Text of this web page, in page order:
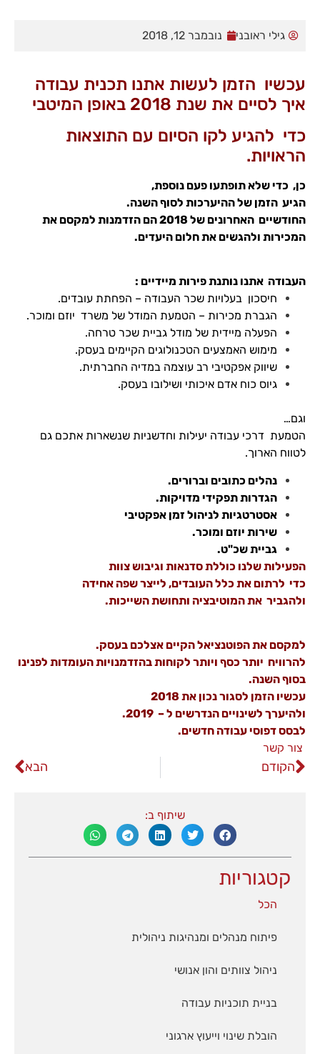
גילי ראובני נובמבר 12, 2018
עכשיו הזמן לעשות אתנו תכנית עבודה
איך לסיים את שנת 2018 באופן המיטבי
כדי להגיע לקו הסיום עם התוצאות
הראויות.
כן, כדי שלא תופתעו פעם נוספת,
הגיע הזמן של ההיערכות לסוף השנה.
החודשיים האחרונים של 2018 הם הזדמנות למקסם את
המכירות ולהגשים את חלום היעדים.
העבודה אתנו נותנת פירות מיידיים :
חיסכון בעלויות שכר העבודה – הפחתת עובדים.
הגברת מכירות – הטמעת המודל של משרד יוזם ומוכר.
הפעלה מיידית של מודל גביית שכר טרחה.
מימוש האמצעים הטכנולוגים הקיימים בעסק.
שיווק אפקטיבי רב עוצמה במדיה החברתית.
גיוס כוח אדם איכותי ושילובו בעסק.
וגם…
הטמעת דרכי עבודה יעילות וחדשניות שנשארות אתכם גם
לטווח הארוך.
נהלים כתובים וברורים.
הגדרות תפקידי מדויקות.
אסטרטגיות לניהול זמן אפקטיבי
שירות יוזם ומוכר.
גביית שכ"ט.
הפעילות שלנו כוללת סדנאות וגיבוש צוות
כדי לרתום את כלל העובדים, לייצר שפה אחידה
ולהגביר את המוטיבציה ותחושת השייכות.
למקסם את הפוטנציאל הקיים אצלכם בעסק.
להרוויח יותר כסף ויותר לקוחות בהזדמנויות העומדות לפנינו
בסוף השנה.
עכשיו הזמן לסגור נכון את 2018
ולהיערך לשינויים הנדרשים ל – 2019.
לבסס דפוסי עבודה חדשים.
צור קשר
הקודם הבא
שיתוף ב:
קטגוריות
הכל
פיתוח מנהלים ומנהיגות ניהולית
ניהול צוותים והון אנושי
בניית תוכניות עבודה
הובלת שינוי וייעוץ ארגוני
הכרחי
Cookie
אלו אינם
אופציונליים.
הם
נדרשים
סטטיסטיקות
כדי שנוכל
לשפר את
תפקוד האתר
ומבנהו,
בהתבסס על
חוויית
כדי
שהאתר
שלנו יעבוד
מיטבית
במהלך
ביקורך. אם
תסרב/י
לקובצי
Cookie
באתר
עשויות
להיעלם.
שיווקי
על ידי
שיתוף
תחומי
העניין
ההזדמנות
לראות תוכן
והצעות
מותאמות